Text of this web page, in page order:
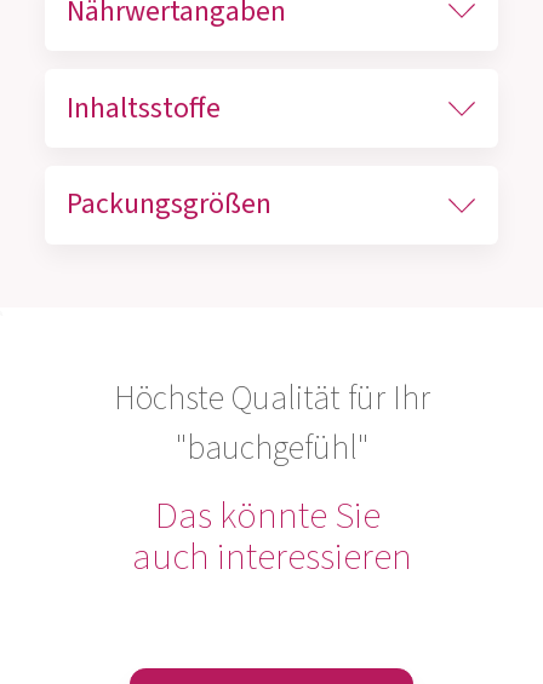
Nährwertangaben
Inhaltsstoffe
Packungsgrößen
Höchste Qualität für Ihr
"bauchgefühl"
Das könnte Sie
auch interessieren